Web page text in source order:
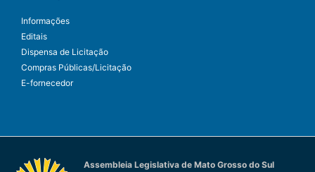
Informações
Editais
Dispensa de Licitação
Compras Públicas/Licitação
E-fornecedor
Assembleia Legislativa de Mato Grosso do Sul